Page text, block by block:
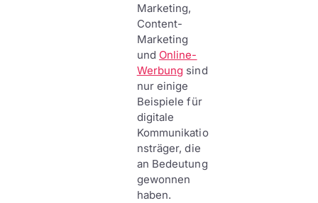
Marketing,
Content-
Marketing
und Online-
Werbung sind
nur einige
Beispiele für
digitale
Kommunikatio
nsträger, die
an Bedeutung
gewonnen
haben.